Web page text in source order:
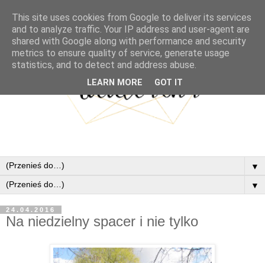
▼
▼
24.04.2016
Na niedzielny spacer i nie tylko
This site uses cookies from Google to deliver its services
and to analyze traffic. Your IP address and user-agent are
shared with Google along with performance and security
metrics to ensure quality of service, generate usage
statistics, and to detect and address abuse.
LEARN MORE GOT IT